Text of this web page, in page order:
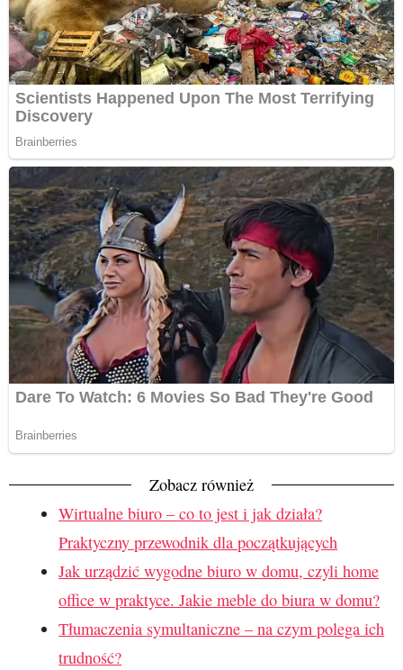
Zobacz również
Wirtualne biuro – co to jest i jak działa?
Praktyczny przewodnik dla początkujących
Jak urządzić wygodne biuro w domu, czyli home
office w praktyce. Jakie meble do biura w domu?
Tłumaczenia symultaniczne – na czym polega ich
trudność?